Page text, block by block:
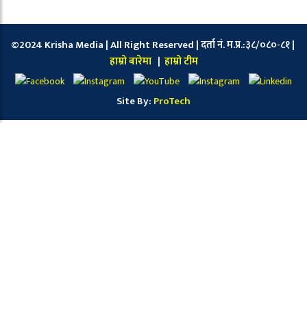
©2024 Krisha Media | All Right Reserved | दर्ता नं. म.प्र.:३८/०८०-८१ |
हाम्रो बारेमा | हाम्रो टीम
Site By: ProTech